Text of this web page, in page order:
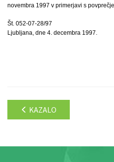
novembra 1997 v primerjavi s
Št. 052-07-28/97
Ljubljana, dne 4. decembra 1997.
KAZALO